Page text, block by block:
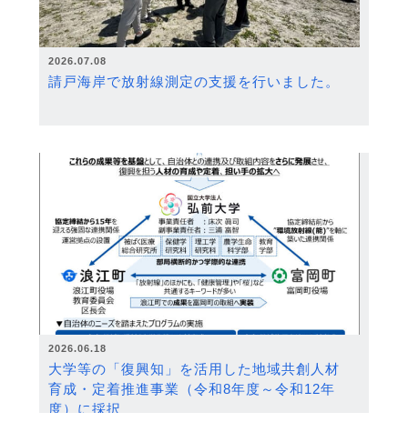
2026.07.08
請戸海岸で放射線測定の支援を行いました。
2026.06.18
大学等の「復興知」を活用した地域共創人材
育成・定着推進事業（令和8年度～令和12年
度）に採択